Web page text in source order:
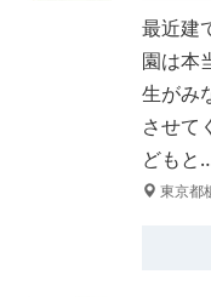
最近建
園は本
生がみ
させて
どもと
東京都